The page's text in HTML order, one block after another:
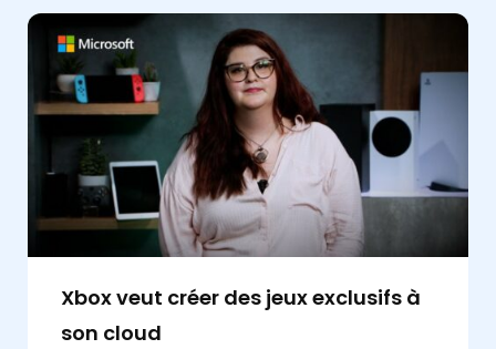
Xbox veut créer des jeux exclusifs à
son cloud